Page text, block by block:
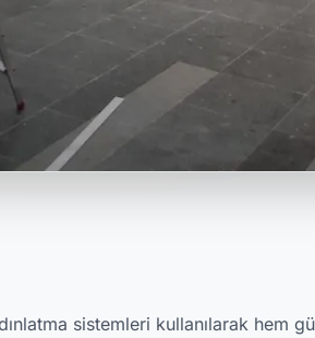
sistemleri kullanılarak hem